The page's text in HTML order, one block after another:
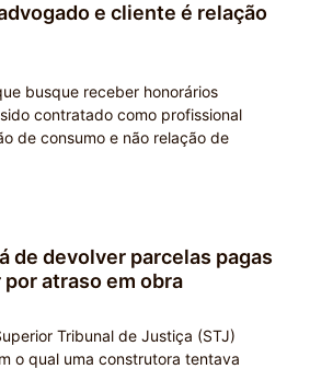
e cliente é relação
busque receber honorários
contratado como profissional
de consumo e não relação de
de devolver parcelas pagas
atraso em obra
Tribunal de Justiça (STJ)
o qual uma construtora tentava